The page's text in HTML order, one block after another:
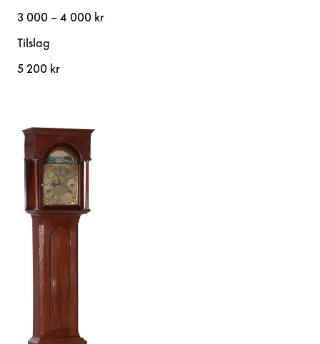
3 000 – 4 000 kr
Tilslag
5 200 kr